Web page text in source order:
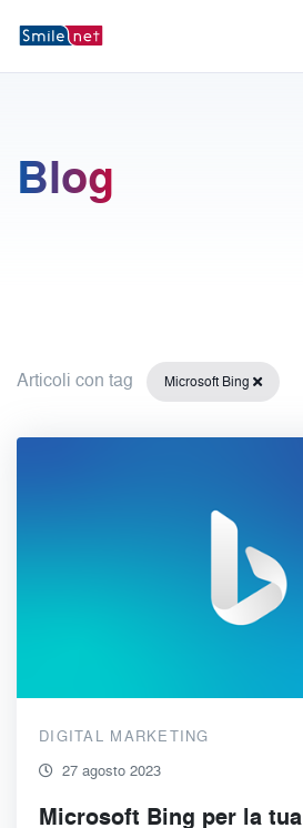
Blog
Articoli con tag Microsoft Bing
DIGITAL MARKETING
27 agosto 2023
Microsoft Bing per la tua